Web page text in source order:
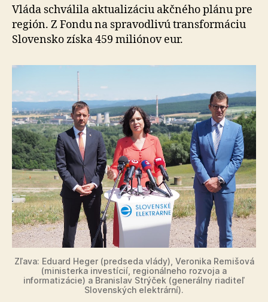
hornej
Nitre
z
Vláda schválila aktualizáciu akčného plánu pre
región. Z Fondu na spravodlivú transformáciu
Slovensko získa 459 miliónov eur.
Zľava: Eduard Heger (predseda vlády), Veronika Remišová
(ministerka investícií, regionálneho rozvoja a
informatizácie) a Branislav Strýček (generálny riaditeľ
Slovenských elektrární).